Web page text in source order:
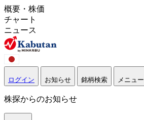
概要・株価
チャート
ニュース
ログイン お知らせ 銘柄検索 メニュー
株探からのお知らせ